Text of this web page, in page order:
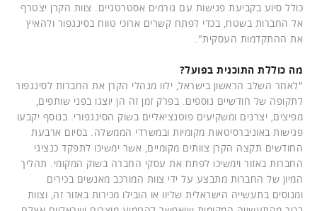
כולל סיוע בקביעת פגישות עם גורמים אסטרטגיים. צוות הקרן יצטרף
אל החברות בשטח, בכדי לפתח קשרים ארוכי טווח בסינגפור ולהאיץ
את ההתקדמות העסקית".
מה כוללת התוכנית בפועל?
"לאחר השלב הראשון בישראל, ילוו מנהלי הקרן את החברות לסינגפור
לתקופה של חודשיים נוספים. בפרק זמן זה הן יוצגו בפני שותפים,
מפיצים, יצרנים ומשקיעים פוטנציאליים בשוק הסינגפורי. בנוסף יקבעו
פגישות באוניברסיטאות מקומיות ובמשרדי הממשלה. בסיום ארבעת
החודשים תקצה הקרן צוותים מקומיים, אשר ימשיכו לתפקד כנציגי
החברות באזור וימשיכו לפתח את עסקי החברה בשוק המקומי. תהליך
המיון של החברות מתבצע על ידי צוות המורכב מאנשים בכירים
ומנוסים בתעשייה הישראלית שליוו או הובילו מכירות באזור זה, וצוות